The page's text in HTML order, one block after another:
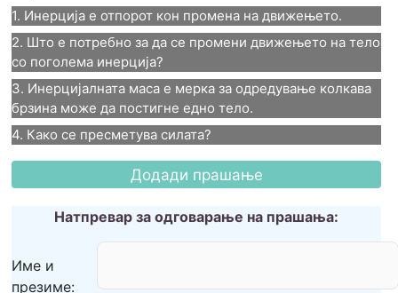
1. Инерција е отпорот кон промена на движењето.
1. Инерција е отпорот кон
промена на движењето.
Неточно
Точно
Клик на долното видео ќе ве однесе до делот од
видеото поврзан со прашањето.
2. Што е потребно за да се промени движењето на тело
со поголема инерција?
2. Што е потребно за да се
промени движењето на тело
со поголема инерција?
помала резултантна сила
поголема резултантна сила
помала брзина
3. Инерцијалната маса е мерка за одредување колкава
брзина може да постигне едно тело.
3. Инерцијалната маса е
мерка за одредување колкава
брзина може да постигне
едно тело.
4. Како се пресметува силата?
4. Како се пресметува
силата?
f=m*a
H=a*f
Натпревар за одговарање на прашања:
Име и
презиме: